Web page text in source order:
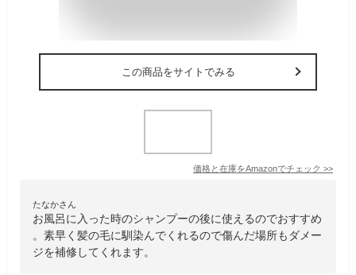
この商品をサイトでみる
価格と在庫をAmazonでチェック >>
たなかさん
お風呂に入った時のシャンプーの後に使えるのでおすすめ
。素早く髪の毛に馴染んでくれるので傷んだ場所もダメー
ジを補修してくれます。